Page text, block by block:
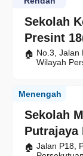
Sekolah
Presint
No.3, Jalan
Wilayah
Sekolah
Putrajaya
Menengah
Jalan P18,